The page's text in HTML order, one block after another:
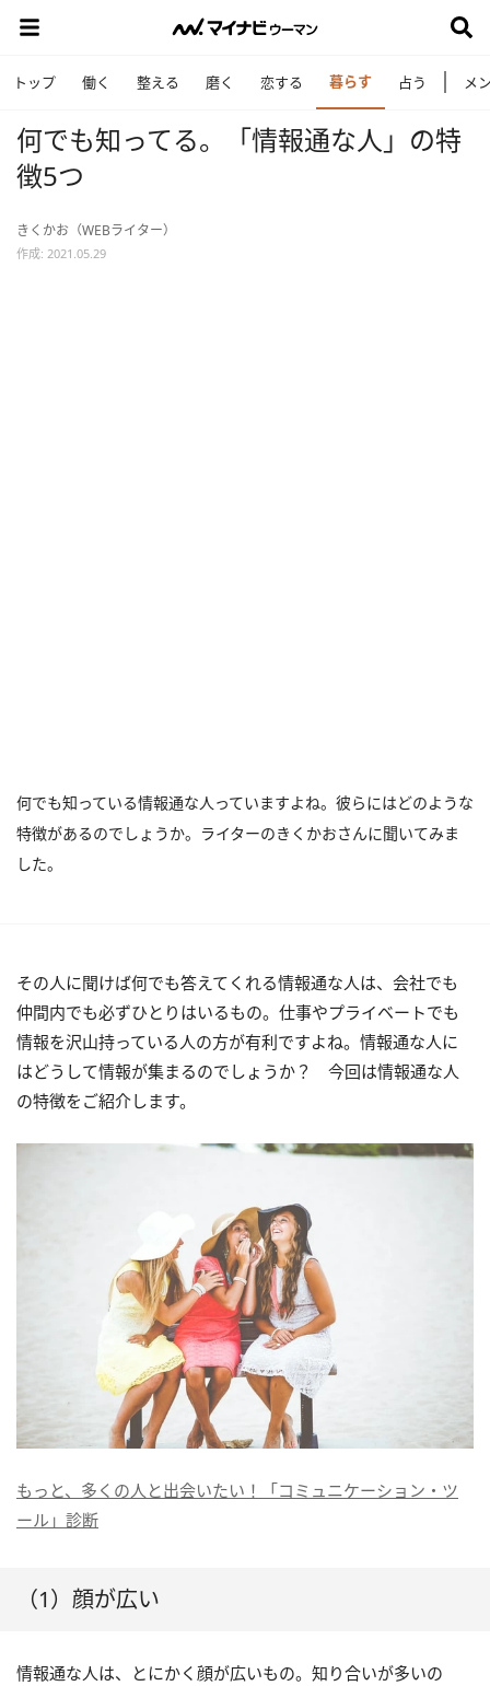
トップ 働く 整える 磨く 恋する 暮らす 占う メ
何でも知ってる。「情報通な人」の特
徴5つ
きくかお（WEBライター）
作成: 2021.05.29
何でも知っている情報通な人っていますよね。彼らにはどのような
特徴があるのでしょうか。ライターのきくかおさんに聞いてみま
した。
その人に聞けば何でも答えてくれる情報通な人は、会社でも
仲間内でも必ずひとりはいるもの。仕事やプライベートでも
情報を沢山持っている人の方が有利ですよね。情報通な人に
はどうして情報が集まるのでしょうか？ 今回は情報通な人
の特徴をご紹介します。
もっと、多くの人と出会いたい！「コミュニケーション・ツ
ール」診断
（1）顔が広い
情報通な人は、とにかく顔が広いもの。知り合いが多いの